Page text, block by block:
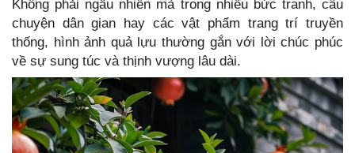
Không phải ngẫu nhiên mà trong nhiều bức tranh, câu
chuyện dân gian hay các vật phẩm trang trí truyền
thống, hình ảnh quả lựu thường gắn với lời chúc phúc
về sự sung túc và thịnh vượng lâu dài.